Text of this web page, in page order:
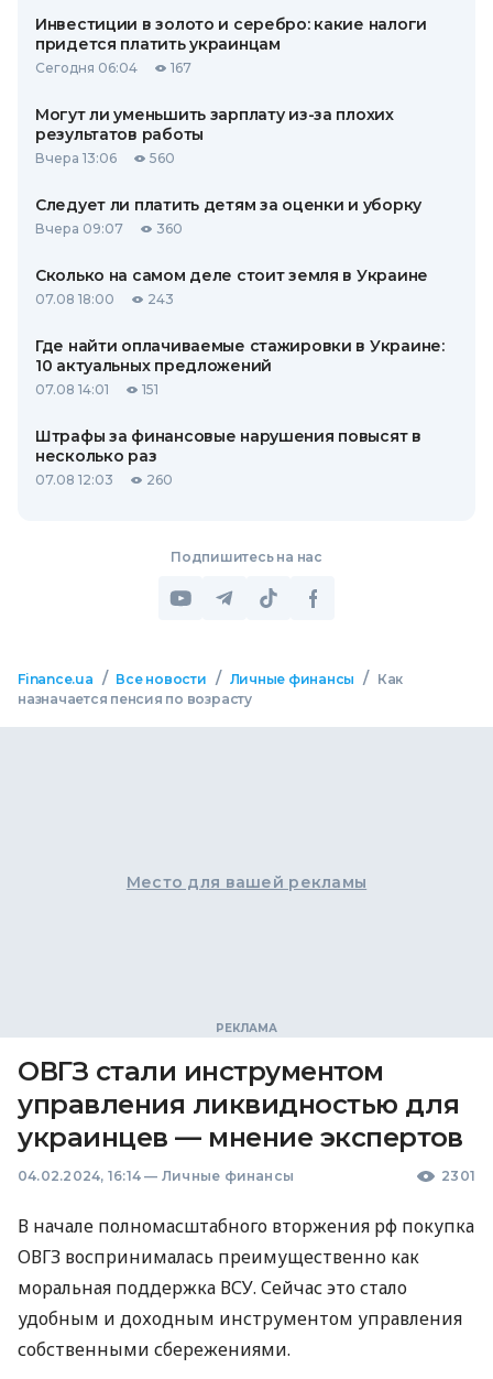
Инвестиции в золото и серебро: какие налоги
придется платить украинцам
Сегодня 06:04 167
Могут ли уменьшить зарплату из-за плохих
результатов работы
Вчера 13:06 560
Следует ли платить детям за оценки и уборку
Вчера 09:07 360
Сколько на самом деле стоит земля в Украине
07.08 18:00 243
Где найти оплачиваемые стажировки в Украине:
10 актуальных предложений
07.08 14:01 151
Штрафы за финансовые нарушения повысят в
несколько раз
07.08 12:03 260
Подпишитесь на нас
Finance.ua / Все новости / Личные финансы /
Как
назначается пенсия по возрасту
Место для вашей рекламы
ОВГЗ стали инструментом
управления ликвидностью для
украинцев — мнение экспертов
04.02.2024, 16:14 — Личные финансы 2301
В начале полномасштабного вторжения рф покупка
ОВГЗ воспринималась преимущественно как
моральная поддержка ВСУ. Сейчас это стало
удобным и доходным инструментом управления
собственными сбережениями.